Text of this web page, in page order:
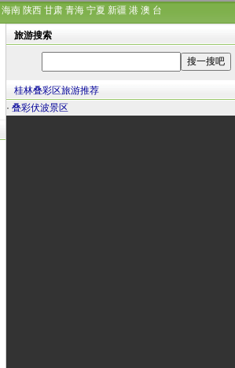
海南 陕西 甘肃 青海 宁夏 新疆 港 澳 台
旅游搜索
桂林叠彩区旅游推荐
· 叠彩伏波景区